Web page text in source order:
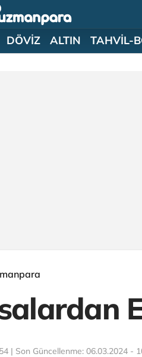
DÖVİZ ALTIN TAHVİL-
| Son Güncellenme: 06.03.2024 -